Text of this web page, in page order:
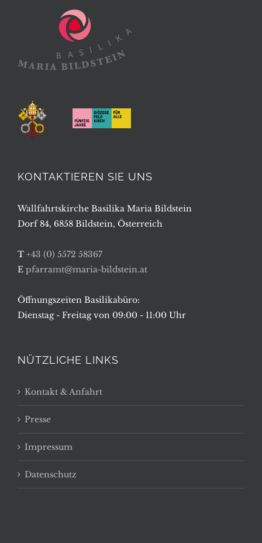
KONTAKTIEREN SIE UNS
Wallfahrtskirche Basilika Maria Bildstein
Dorf 84, 6858 Bildstein, Österreich
T +43 (0) 5572 58367
E pfarramt@maria-bildstein.at
Öffnungszeiten Basilikabüro:
Dienstag - Freitag von 09:00 - 11:00 Uhr
NÜTZLICHE LINKS
Kontakt & Anfahrt
Presse
Impressum
Datenschutz